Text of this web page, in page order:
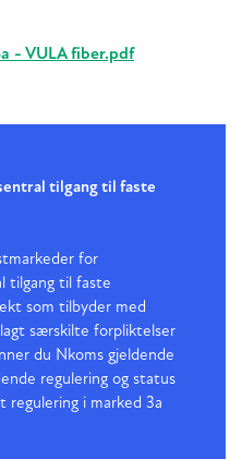
- VULA fiber.pdf
tilgang til faste
for
tilgang til faste
som tilbyder med
særskilte forpliktelser
du Nkoms gjeldende
regulering og status
regulering i marked 3a